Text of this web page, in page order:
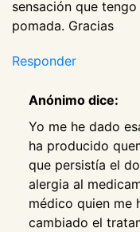
sensación que
pomada. Gracias
Responder
Anónimo dice:
Yo me he dado
ha producido
que persistía el
alergia al
médico quien me
cambiado el